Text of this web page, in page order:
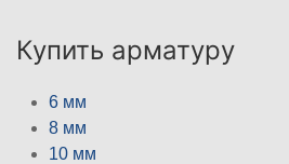
Купить арматуру
6 мм
8 мм
10 мм